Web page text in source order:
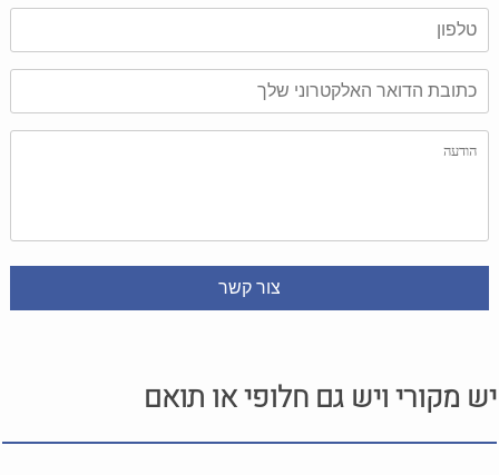
יש מקורי ויש גם חלופי או תואם